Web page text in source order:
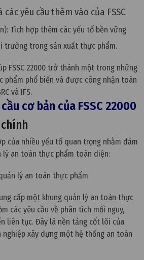
yêu cầu thêm vào của FSSC
Tích hợp thêm các yếu tố bền vững
trường trong sản xuất thực phẩm.
FSSC 22000 trở thành một trong những
phẩm phổ biến và được công nhận toàn
và IFS.
cơ bản của FSSC 22000
của nhiều yếu tố quan trọng nhằm đảm
lý an toàn thực phẩm toàn diện:
lý an toàn thực phẩm
cấp một khung quản lý an toàn thực
các yêu cầu về phân tích mối nguy,
liên tục. Đây là nền tảng cốt lõi của
nghiệp xây dựng một hệ thống an toàn